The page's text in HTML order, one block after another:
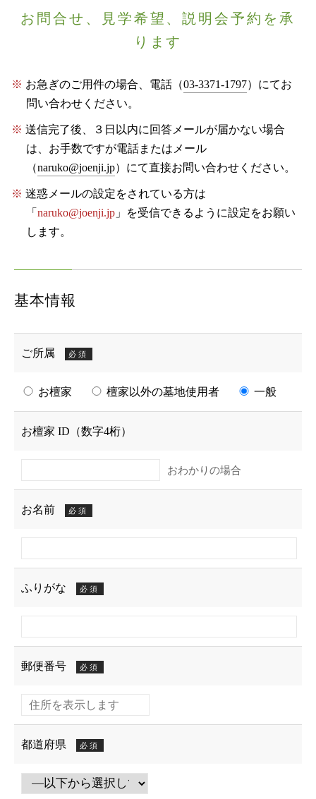
お問合せ、見学希望、説明会予約を承
ります
お急ぎのご用件の場合、電話（03-3371-1797）にてお
問い合わせください。
送信完了後、３日以内に回答メールが届かない場合
は、お手数ですが電話またはメール
（naruko@joenji.jp）にて直接お問い合わせください。
迷惑メールの設定をされている方は
「 naruko@joenji.jp」を受信できるように設定をお願い
します。
基本情報
ご所属 必須
お檀家 檀家以外の墓地使用者 一般
お檀家 ID（数字4桁）
おわかりの場合
お名前 必須
ふりがな 必須
郵便番号 必須
都道府県 必須